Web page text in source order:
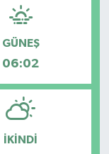
GÜNEŞ
06:02
İKINDI